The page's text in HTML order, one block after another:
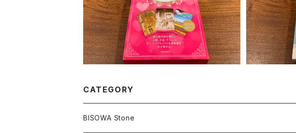
CATEGORY
BISOWA Stone